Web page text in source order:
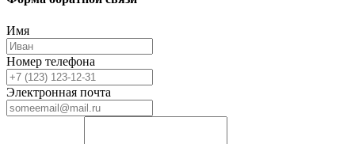
Имя
Номер телефона
Электронная почта